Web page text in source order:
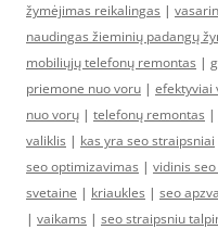
žymėjimas reikalingas |
naudingas žieminių padangų
mobiliųjų telefonų remontas |
priemone nuo voru | efektyviai
nuo vorų | telefonų remontas |
valiklis | kas yra seo straipsniai
seo optimizavimas | vidinis
svetaine | kriaukles | seo
| vaikams | seo straipsniu